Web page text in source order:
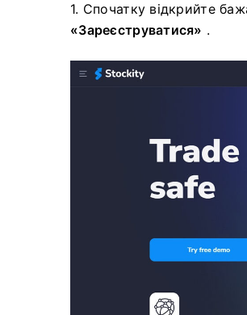
1. Спочатку відкрийте
«Зареєструватися» .